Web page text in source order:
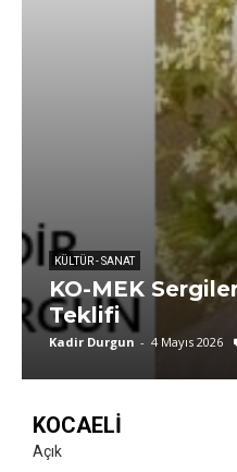
KÜLTÜR - SANAT
KO-MEK
Teklifi
Kadir Durgun - 4 Mayıs 2026
KOCAELI
Açık